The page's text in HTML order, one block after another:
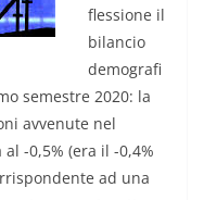
flessione il
bilancio
demografi
semestre 2020: la
avvenute nel
-0,5% (era il -0,4%
ad una